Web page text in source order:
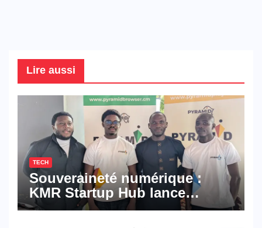
Lire aussi
TECH
Souveraineté numérique :
KMR Startup Hub lance
Pyramid Browser et Pyramid